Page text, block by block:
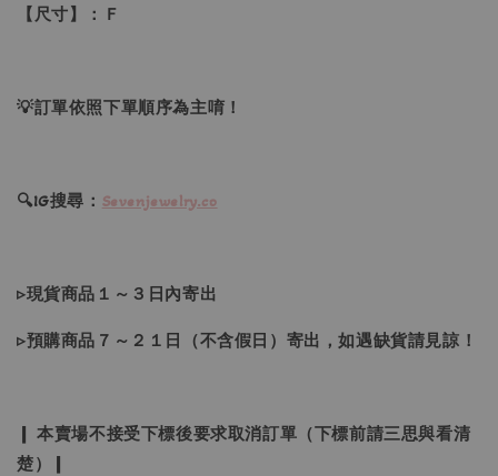
【尺寸】：Ｆ
💡訂單依照下單順序為主唷！
🔍IG搜尋： Sevenjewelry.co
▹現貨商品１～３日內寄出
▹預購商品７～２１日（不含假日）寄出，如遇缺貨請見諒！
❙ 本賣場不接受下標後要求取消訂單（下標前請三思與看清
楚）❙